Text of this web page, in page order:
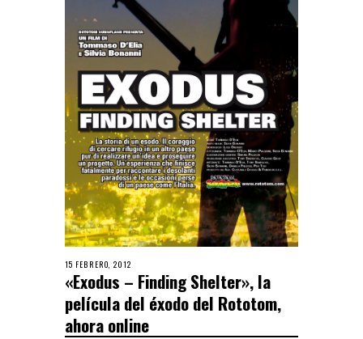
15 FEBRERO, 2012
«Exodus – Finding Shelter», la
película del éxodo del Rototom,
ahora online